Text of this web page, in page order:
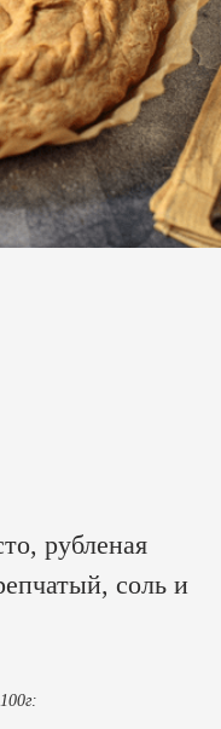
рубленая
соль и